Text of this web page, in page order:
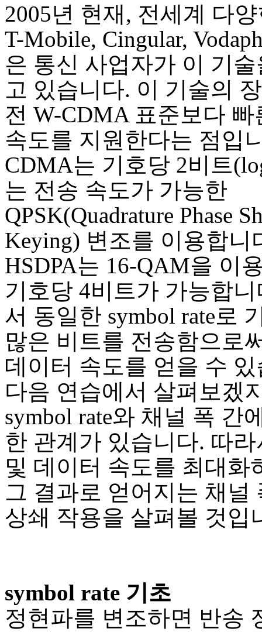
2005년 현재, 전세계 다
T-Mobile, Cingular,
은 통신 사업자가 이 기
고 있습니다. 이 기술의
전 W-CDMA 표준보다 빠
속도를 지원한다는 점입
CDMA는 기호당 2비트
는 전송 속도가 가능한
QPSK(Quadrature Phase
Keying) 변조를 이용합니
HSDPA는 16-QAM을 이
기호당 4비트가 가능합
서 동일한 symbol rate로
많은 비트를 전송함으로
데이터 속도를 얻을 수
다음 연습에서 살펴보겠
symbol rate와 채널 폭 간
한 관계가 있습니다. 따
및 데이터 속도를 최대화
그 결과로 얻어지는 채널
상쇄 작용을 살펴볼 것입
symbol rate 기초
정현파를 변조하면 반송